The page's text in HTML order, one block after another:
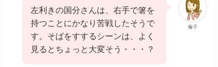
倫子
左利きの国分さんは、右手で箸を
持つことにかなり苦戦したそうで
す。そばをすするシーンは、よく
見るとちょっと大変そう・・・？